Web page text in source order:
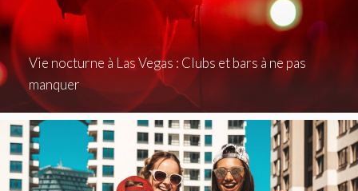
Vie nocturne à Las Vegas : Clubs et bars à ne pas
manquer